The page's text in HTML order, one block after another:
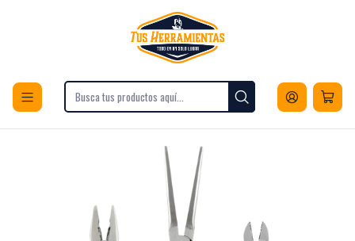
Envios a todo Chile
Herramientas Herramientas Manuales
Set De 3 Mini-Alicates Fatmax Stanley FMHT080524